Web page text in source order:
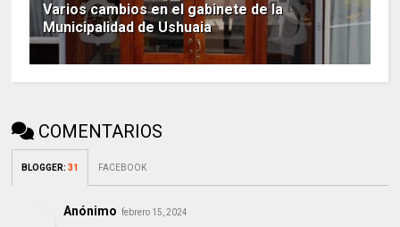
Varios cambios en el gabinete de la
Municipalidad de Ushuaia
COMENTARIOS
BLOGGER:31 FACEBOOK
Anónimo febrero 15, 2024